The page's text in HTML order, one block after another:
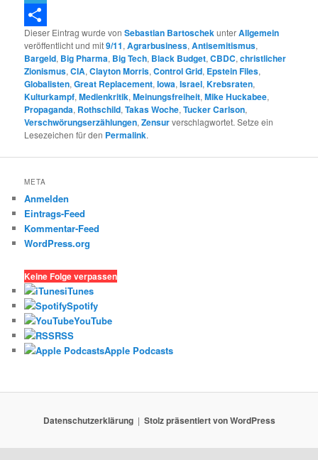
Telegram
Teilen
Dieser Eintrag wurde vonSebastian BartoschekunterAllgemein
veröffentlicht und mit9/11,Agrarbusiness,Antisemitismus,
Bargeld, Big Pharma, Big Tech, Black Budget,CBDC,christlicher
Zionismus,CIA,Clayton Morris,Control Grid, Epstein Files,
Globalisten,Great Replacement,Iowa,Israel,Krebsraten,
Kulturkampf,Medienkritik,Meinungsfreiheit,Mike Huckabee,
Propaganda, Rothschild,Takas Woche,Tucker Carlson,
Verschwörungserzählungen,Zensurverschlagwortet. Setze ein
Lesezeichen für den Permalink.
META
Anmelden
Eintrags-Feed
Kommentar-Feed
WordPress.org
Keine Folge verpassen
iTunes
Spotify
YouTube
RSS
Apple Podcasts
Datenschutzerklärung Stolz präsentiert von WordPress